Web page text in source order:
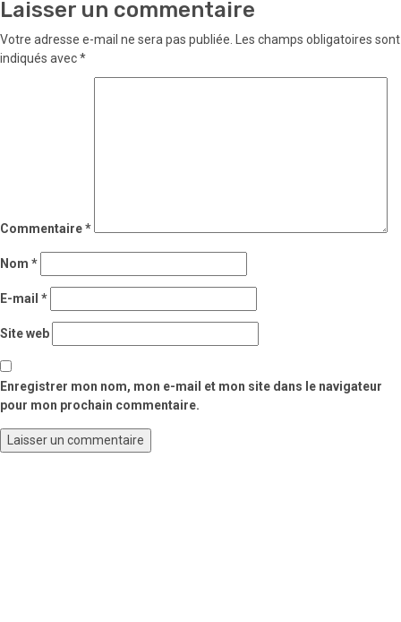
Laisser un commentaire
Votre adresse e-mail ne sera pas publiée.
Les champs obligatoires sont
indiqués avec*
Commentaire*
Nom *
E-mail *
Site web
Enregistrer mon nom, mon e-mail et mon site dans le navigateur
pour mon prochain commentaire.